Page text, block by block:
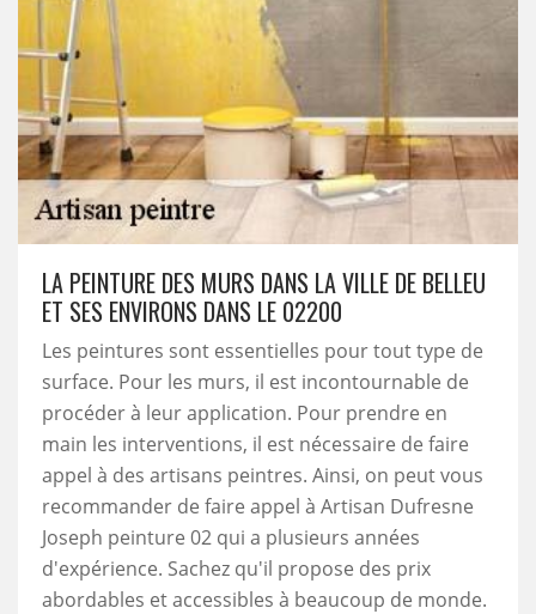
LA PEINTURE DES MURS DANS LA VILLE DE BELLEU
ET SES ENVIRONS DANS LE 02200
Les peintures sont essentielles pour tout type de
surface. Pour les murs, il est incontournable de
procéder à leur application. Pour prendre en
main les interventions, il est nécessaire de faire
appel à des artisans peintres. Ainsi, on peut vous
recommander de faire appel à Artisan Dufresne
Joseph peinture 02 qui a plusieurs années
d'expérience. Sachez qu'il propose des prix
abordables et accessibles à beaucoup de monde.